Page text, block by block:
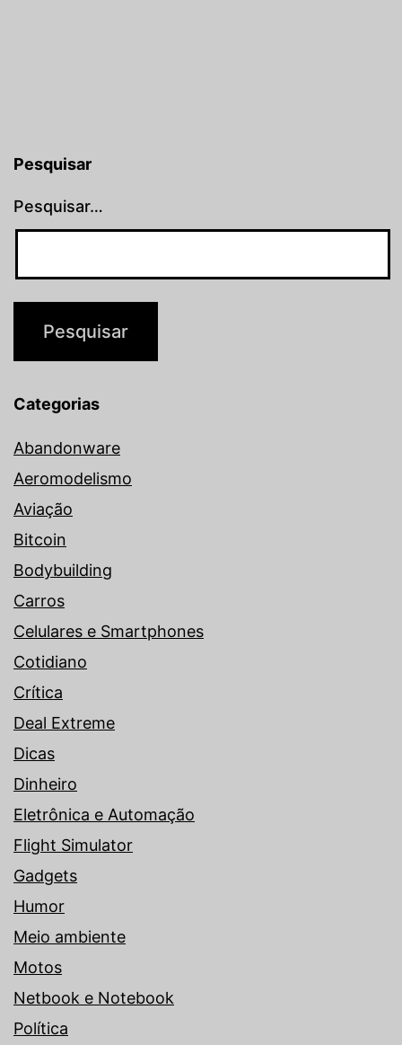
Pesquisar
Pesquisar…
Categorias
Abandonware
Aeromodelismo
Aviação
Bitcoin
Bodybuilding
Carros
Celulares e Smartphones
Cotidiano
Crítica
Deal Extreme
Dicas
Dinheiro
Eletrônica e Automação
Flight Simulator
Gadgets
Humor
Meio ambiente
Motos
Netbook e Notebook
Política